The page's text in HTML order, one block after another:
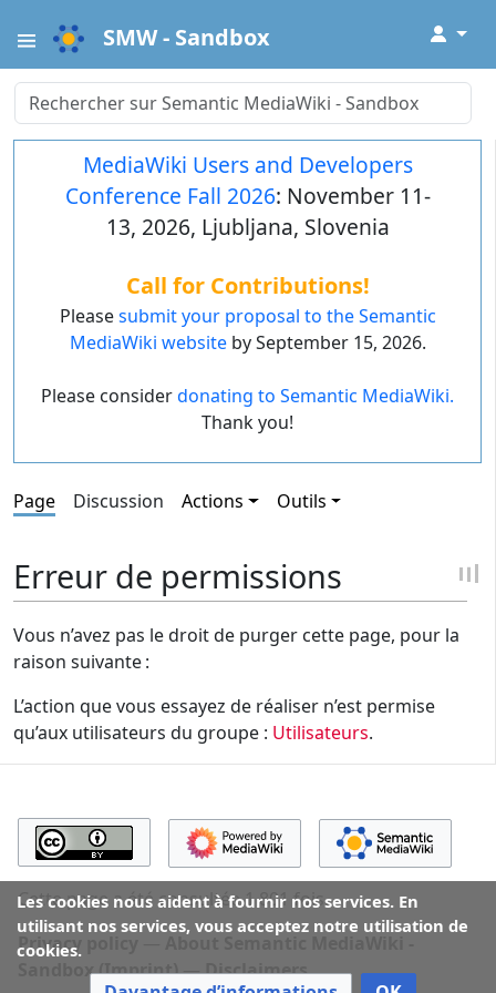
SMW - Sandbox ↓
MediaWiki Users and Developers
Conference Fall 2026: November 11-
13, 2026, Ljubljana, Slovenia
Call for Contributions!
Pleasesubmit your proposal to the Semantic
MediaWiki websiteby September 15, 2026.
Please considerdonating to Semantic MediaWiki.
Thank you!
Page Discussion Actions Outils
Erreur de permissions
Vous n’avez pas le droit de purger cette page, pour la
raison suivante :
L’action que vous essayez de réaliser n’est permise
qu’aux utilisateurs du groupe : Utilisateurs.
Les cookies nous aident à fournir nos services. En
utilisant nos services, vous acceptez notre utilisation de
cookies.
Cette page a été consultée 1 801 fois.
Privacy policy
About Semantic MediaWiki -
Sandbox (Imprint)
Disclaimers